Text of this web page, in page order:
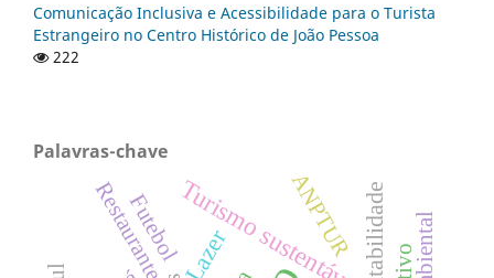
Comunicação Inclusiva e Acessibilidade para o Turista
Estrangeiro no Centro Histórico de João Pessoa
222
Palavras-chave
Turismo sustentável
Lazer
Restaurantes
Futebol ANPTUR